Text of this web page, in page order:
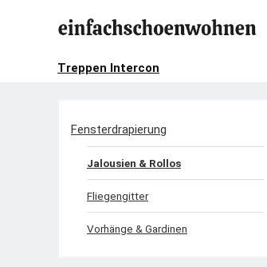
Treppen Intercon
Fensterdrapierung
Jalousien & Rollos
Fliegengitter
Vorhänge & Gardinen